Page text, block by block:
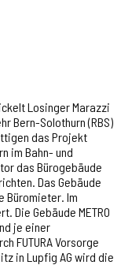
Losinger Marazzi
Bern-Solothurn (RBS)
das Projekt
im Bahn- und
das Bürogebäude
Das Gebäude
Büromieter. Im
Die Gebäude METRO
je einer
FUTURA Vorsorge
in Lupfig AG wird die